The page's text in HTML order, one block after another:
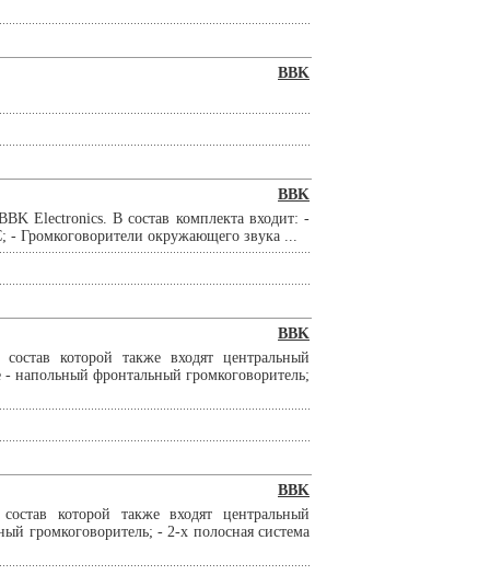
BBK
BBK
Electronics. В состав комплекта входит: -
- Громкоговорители окружающего звука ...
BBK
которой также входят центральный
напольный фронтальный громкоговоритель;
BBK
которой также входят центральный
громкоговоритель; - 2-х полосная система